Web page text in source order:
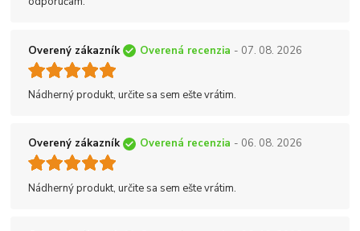
Overený zákazník Overená recenzia - 07. 08. 2026
Nádherný produkt, určite sa sem ešte vrátim.
Overený zákazník Overená recenzia - 06. 08. 2026
Nádherný produkt, určite sa sem ešte vrátim.